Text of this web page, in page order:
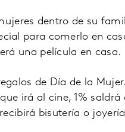
dentro de su
para comerlo en
una película en casa.
de Día de la
irá al cine, 1% saldrá
bisutería o